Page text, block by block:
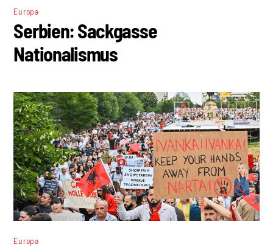
Europa
Serbien: Sackgasse
Nationalismus
Europa